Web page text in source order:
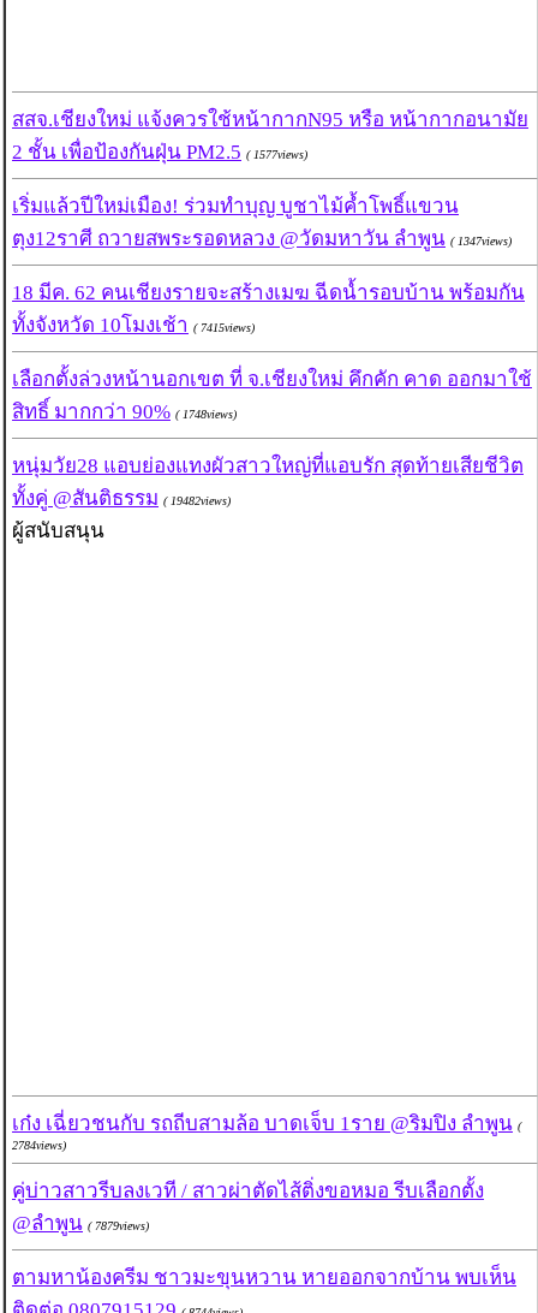
สสจ.เชียงใหม่ แจ้งควรใช้หน้ากากN95 หรือ หน้ากากอนามัย
2 ชั้น เพื่อป้องกันฝุ่น PM2.5 ( 1577views)
เริ่มแล้วปีใหม่เมือง! ร่วมทำบุญ บูชาไม้ค้ำโพธิ์แขวน
ตุง12ราศี ถวายสพระรอดหลวง @วัดมหาวัน ลำพูน ( 1347views)
18 มีค. 62 คนเชียงรายจะสร้างเมฆ ฉีดน้ำรอบบ้าน พร้อมกัน
ทั้งจังหวัด 10โมงเช้า ( 7415views)
เลือกตั้งล่วงหน้านอกเขต ที่ จ.เชียงใหม่ คึกคัก คาด ออกมาใช้
สิทธิ์ มากกว่า 90% ( 1748views)
หนุ่มวัย28 แอบย่องแทงผัวสาวใหญ่ที่แอบรัก สุดท้ายเสียชีวิต
ทั้งคู่ @สันติธรรม ( 19482views)
ผู้สนับสนุน
เก๋ง เฉี่ยวชนกับ รถถีบสามล้อ บาดเจ็บ 1ราย @ริมปิง ลำพูน (
2784views)
คู่บ่าวสาวรีบลงเวที / สาวผ่าตัดไส้ติ่งขอหมอ รีบเลือกตั้ง
@ลำพูน ( 7879views)
ตามหาน้องครีม ชาวมะขุนหวาน หายออกจากบ้าน พบเห็น